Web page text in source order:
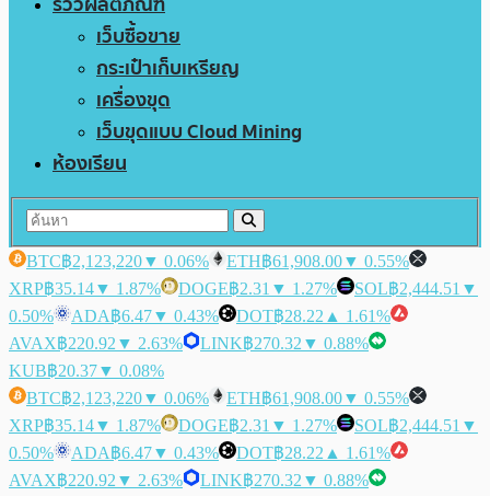
เว็บซื้อขาย
กระเป๋าเก็บเหรียญ
เครื่องขุด
เว็บขุดแบบ Cloud Mining
ห้องเรียน
BTC฿2,123,220▼ 0.06% ETH฿61,908.00▼ 0.55%
XRP฿35.14▼ 1.87% DOGE฿2.31 ▼ 1.27% SOL฿2,444.51 ▼
0.50%
ADA฿6.47▼ 0.43% DOT฿28.22 ▲ 1.61%
AVAX฿220.92 ▼ 2.63% LINK฿270.32 ▼ 0.88%
KUB฿20.37▼ 0.08%
BTC฿2,123,220▼ 0.06% ETH฿61,908.00▼ 0.55%
XRP฿35.14▼ 1.87% DOGE฿2.31 ▼ 1.27% SOL฿2,444.51 ▼
0.50%
ADA฿6.47▼ 0.43% DOT฿28.22 ▲ 1.61%
AVAX฿220.92 ▼ 2.63% LINK฿270.32 ▼ 0.88%